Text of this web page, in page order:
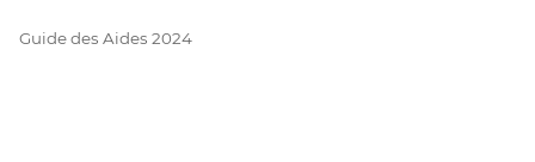
Guide des Aides 2024